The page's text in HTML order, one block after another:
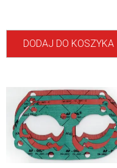
DODAJ DO KOSZYKA